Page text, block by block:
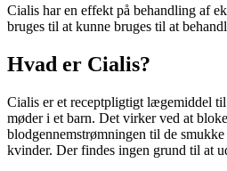
Cialis har en effekt på behandling af
bruges til at kunne bruges til at
Hvad er Cialis?
Cialis er et receptpligtigt lægemiddel
møder i et barn. Det virker ved at
blodgennemstrømningen til de
kvinder. Der findes ingen grund til at